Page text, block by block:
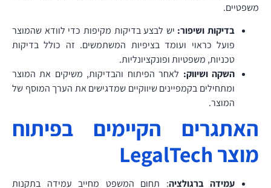
משפטיים.
בדיקות ושיפור: יש לבצע בדיקות מקיפות כדי לוודא שהמוצר
פועל כראוי ועומד בציפיות המשתמשים. זה כולל בדיקות
טכניות, משפטיות ופונקציונליות.
השקה ושיווק: לאחר הפיתוח והבדיקות, משיקים את המוצר
ומתחילים בקמפיינים שיווקיים שמדגישים את הערך המוסף של
המוצר.
האתגרים הקיימים בפיתוח
מוצר LegalTech
עמידה ברגולציה: תחום המשפט מחייב עמידה בתקנות